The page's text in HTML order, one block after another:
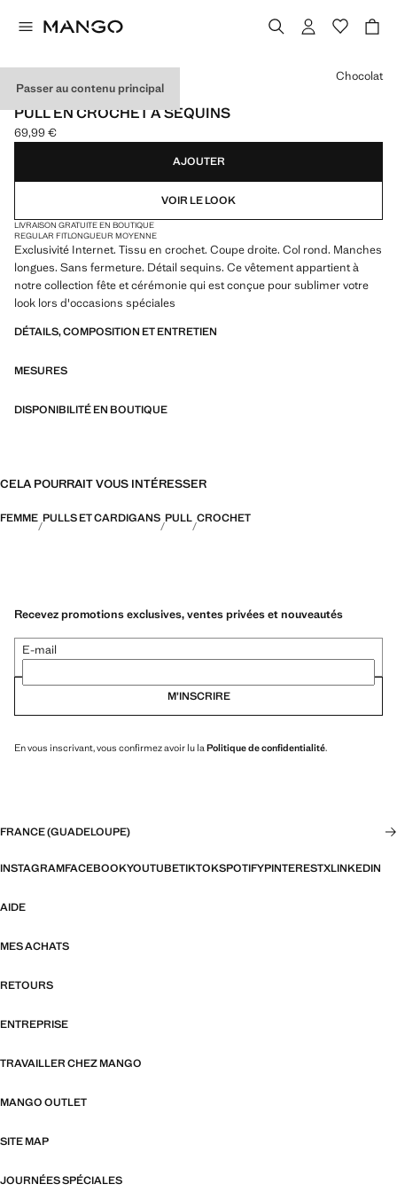
Passer au contenu principal
EXCLUSIVITÉ INTERNET
PULL EN CROCHET À SEQUINS
Prix actuel [69,99 € ]
69,99 €
Choisissez une couleur
Chocolat
AJOUTER
VOIR LE LOOK
LIVRAISON GRATUITE EN BOUTIQUE
REGULAR FITLONGUEUR MOYENNE
Exclusivité Internet. Tissu en crochet. Coupe droite. Col rond. Manches
longues. Sans fermeture. Détail sequins. Ce vêtement appartient à
notre collection fête et cérémonie qui est conçue pour sublimer votre
look lors d'occasions spéciales
DÉTAILS, COMPOSITION ET ENTRETIEN
MESURES
DISPONIBILITÉ EN BOUTIQUE
CELA POURRAIT VOUS INTÉRESSER
FEMME PULLS ET CARDIGANS PULL CROCHET
Recevez promotions exclusives, ventes privées et nouveautés
E-mail
M’INSCRIRE
En vous inscrivant, vous confirmez avoir lu la Politique de confidentialité.
FRANCE (GUADELOUPE)
INSTAGRAMFACEBOOKYOUTUBETIKTOKSPOTIFYPINTERESTXLINKEDIN
AIDE
MES ACHATS
RETOURS
ENTREPRISE
TRAVAILLER CHEZ MANGO
MANGO OUTLET
SITE MAP
JOURNÉES SPÉCIALES